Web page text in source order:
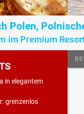
Polen,
im Premium
in elegantem
grenzenlos